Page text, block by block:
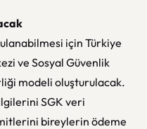
için Türkiye
ve Sosyal Güvenlik
modeli oluşturulacak.
SGK veri
bireylerin ödeme